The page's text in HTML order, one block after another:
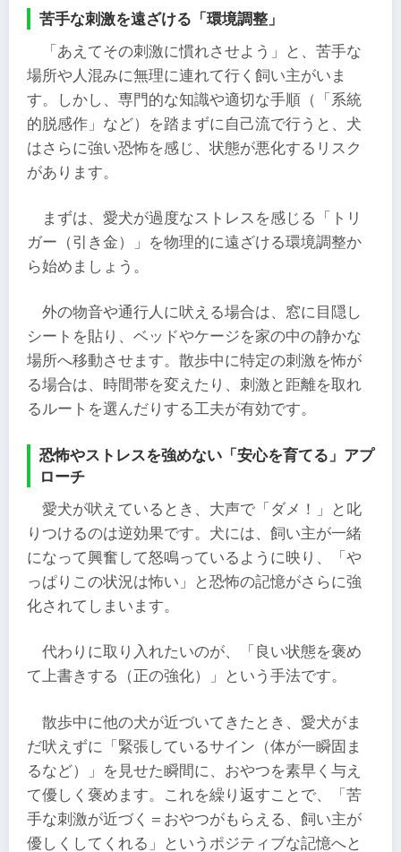
苦手な刺激を遠ざける「環境調整」
「あえてその刺激に慣れさせよう」と、苦手な
場所や人混みに無理に連れて行く飼い主がいま
す。しかし、専門的な知識や適切な手順（「系統
的脱感作」など）を踏まずに自己流で行うと、犬
はさらに強い恐怖を感じ、状態が悪化するリスク
があります。
まずは、愛犬が過度なストレスを感じる「トリ
ガー（引き金）」を物理的に遠ざける環境調整か
ら始めましょう。
外の物音や通行人に吠える場合は、窓に目隠し
シートを貼り、ベッドやケージを家の中の静かな
場所へ移動させます。散歩中に特定の刺激を怖が
る場合は、時間帯を変えたり、刺激と距離を取れ
るルートを選んだりする工夫が有効です。
恐怖やストレスを強めない「安心を育てる」アプ
ローチ
愛犬が吠えているとき、大声で「ダメ！」と叱
りつけるのは逆効果です。犬には、飼い主が一緒
になって興奮して怒鳴っているように映り、「や
っぱりこの状況は怖い」と恐怖の記憶がさらに強
化されてしまいます。
代わりに取り入れたいのが、「良い状態を褒め
て上書きする（正の強化）」という手法です。
散歩中に他の犬が近づいてきたとき、愛犬がま
だ吠えずに「緊張しているサイン（体が一瞬固ま
るなど）」を見せた瞬間に、おやつを素早く与え
て優しく褒めます。これを繰り返すことで、「苦
手な刺激が近づく＝おやつがもらえる、飼い主が
優しくしてくれる」というポジティブな記憶へと